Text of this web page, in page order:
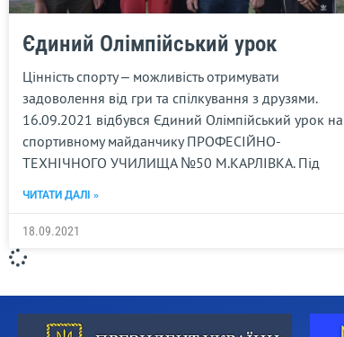
Єдиний Олімпійський урок
Цінність спорту – можливість отримувати
задоволення від гри та спілкування з друзями.
16.09.2021 відбувся Єдиний Олімпійський урок на
спортивному майданчику ПРОФЕСІЙНО-
ТЕХНІЧНОГО УЧИЛИЩА №50 М.КАРЛІВКА. Під
ЧИТАТИ ДАЛІ »
18.09.2021